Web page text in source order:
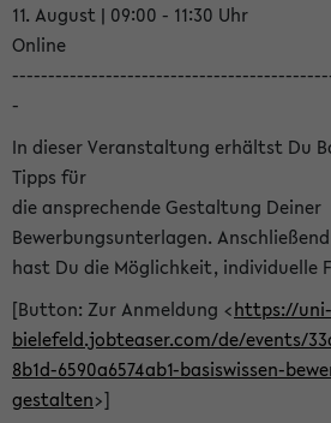
11. August | 09:00 - 11:30 Uhr
Online
-
In dieser Veranstaltung erhältst Du
Tipps für
die ansprechende Gestaltung Deiner
Bewerbungsunterlagen. Anschließend
hast Du die Möglichkeit, individuelle
[Button: Zur Anmeldung <https://uni-
bielefeld.jobteaser.com/de/events/
8b1d-6590a6574ab1-basiswissen-
gestalten>]